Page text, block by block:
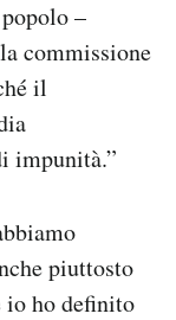
–
commissione
il
impunità.”
piuttosto
io ho definito